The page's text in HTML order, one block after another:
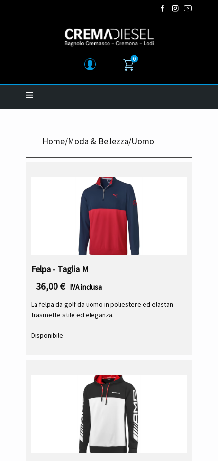
0
Home/Moda & Bellezza/Uomo
Felpa - Taglia M
36,00€ IVA inclusa
La felpa da golf da uomo in poliestere ed elastan
trasmette stile ed eleganza.
Disponibile